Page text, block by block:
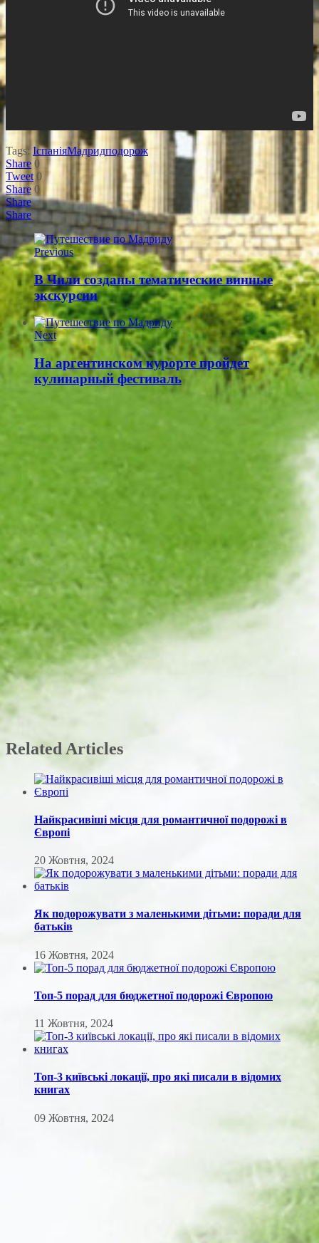
Tags: ІспаніяМадридподорож
Share 0
Tweet 0
Share 0
Share
Share
Previous
В Чили созданы тематические винные
экскурсии
Next
На аргентинском курорте пройдет
кулинарный фестиваль
Related Articles
Найкрасивіші місця для романтичної подорожі в
Європі
20 Жовтня, 2024
Як подорожувати з маленькими дітьми: поради для
батьків
16 Жовтня, 2024
Топ-5 порад для бюджетної подорожі Європою
11 Жовтня, 2024
Топ-3 київські локації, про які писали в відомих
книгах
09 Жовтня, 2024